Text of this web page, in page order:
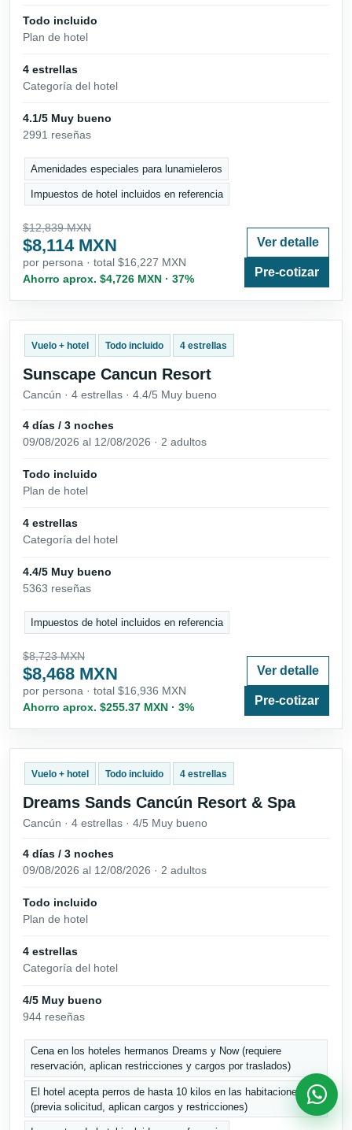
Todo incluido
Plan de hotel
4 estrellas
Categoría del hotel
4.1/5 Muy bueno
2991 reseñas
Amenidades especiales para lunamieleros
Impuestos de hotel incluidos en referencia
$12,839 MXN
$8,114 MXN
por persona · total $16,227 MXN
Ahorro aprox. $4,726 MXN · 37%
Ver detalle
Pre-cotizar
Vuelo + hotel Todo incluido 4 estrellas
Sunscape Cancun Resort
Cancún · 4 estrellas · 4.4/5 Muy bueno
4 días / 3 noches
09/08/2026 al 12/08/2026 · 2 adultos
Todo incluido
Plan de hotel
4 estrellas
Categoría del hotel
4.4/5 Muy bueno
5363 reseñas
Impuestos de hotel incluidos en referencia
$8,723 MXN
$8,468 MXN
por persona · total $16,936 MXN
Ahorro aprox. $255.37 MXN · 3%
Ver detalle
Pre-cotizar
Vuelo + hotel Todo incluido 4 estrellas
Dreams Sands Cancún Resort & Spa
Cancún · 4 estrellas · 4/5 Muy bueno
4 días / 3 noches
09/08/2026 al 12/08/2026 · 2 adultos
Todo incluido
Plan de hotel
4 estrellas
Categoría del hotel
4/5 Muy bueno
944 reseñas
Cena en los hoteles hermanos Dreams y Now (requiere
reservación, aplican restricciones y cargos por traslados)
El hotel acepta perros de hasta 10 kilos en las habitaciones
(previa solicitud, aplican cargos y restricciones)